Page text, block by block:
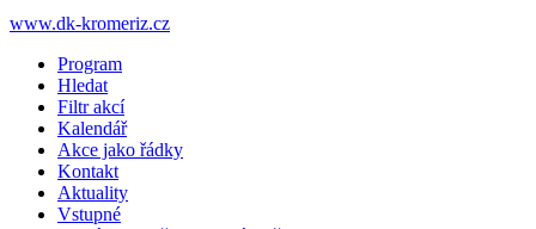
www.dk-kromeriz.cz
Program
Hledat
Filtr akcí
Kalendář
Akce jako řádky
Kontakt
Aktuality
Vstupné